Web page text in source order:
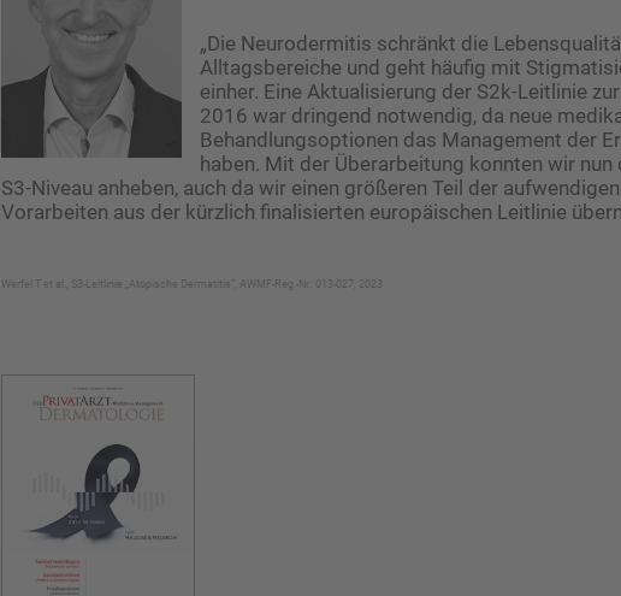
„Die Neurodermitis schränkt die
Alltagsbereiche und geht häufig mit
einher. Eine Aktualisierung der S2k-Leitlinie
2016 war dringend notwendig, da neue
Behandlungsoptionen das Management der
haben. Mit der Überarbeitung konnten wir
S3-Niveau anheben, auch da wir einen größeren Teil der
Vorarbeiten aus der kürzlich finalisierten europäischen Leitlinie
Werfel T et al., S3-Leitlinie „Atopische Dermatitis“, AWMF-Reg.-Nr.: 013-027, 2023